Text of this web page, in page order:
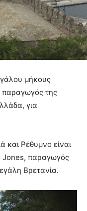
μήκους
παραγωγός της
για
και Ρέθυμνο είναι
Jones, παραγωγός
Βρετανία.